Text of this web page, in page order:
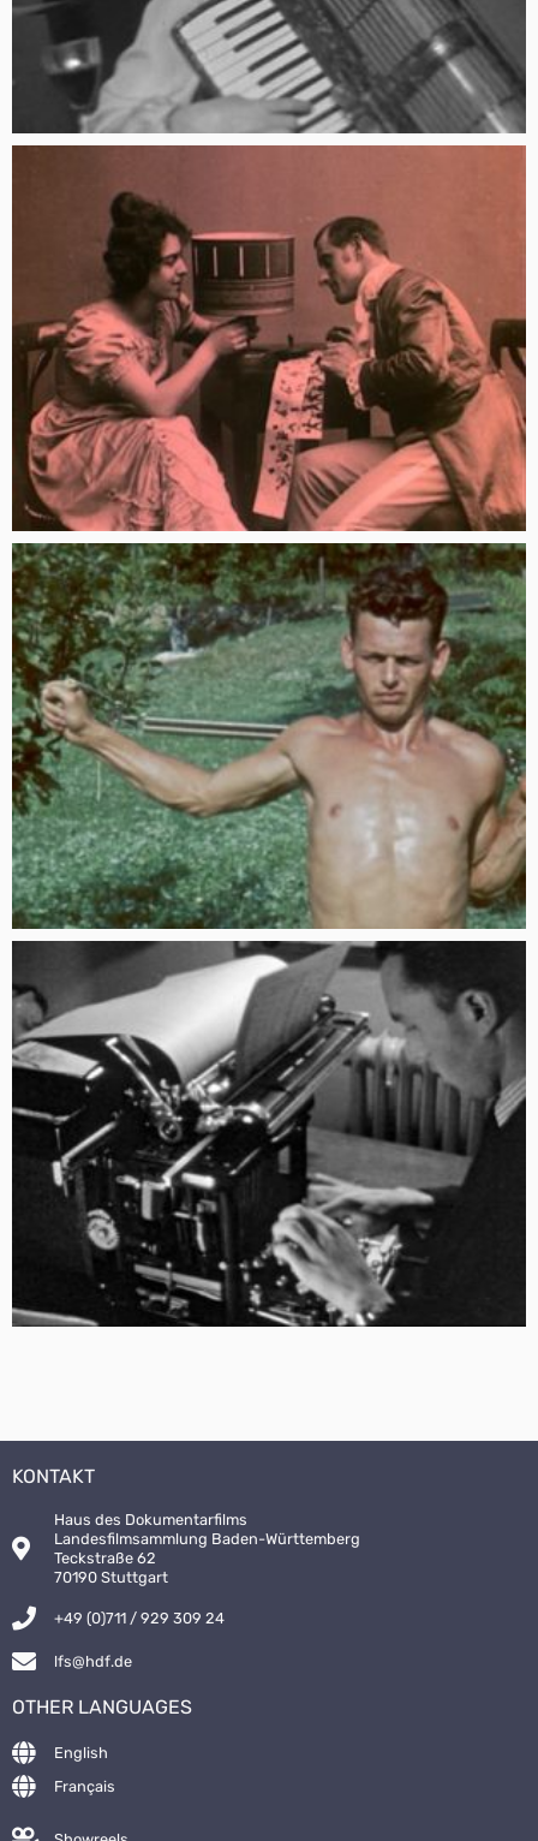
KONTAKT
Haus des Dokumentarfilms
Landesfilmsammlung Baden-Württemberg
Teckstraße 62
70190 Stuttgart
+49 (0)711 / 929 309 24
lfs@hdf.de
OTHER LANGUAGES
English
Français